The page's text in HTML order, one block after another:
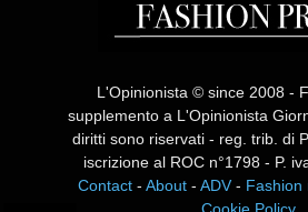
L'Opinionista © since 2008 -
supplemento a L'Opinionista
diritti sono riservati - reg. trib. di
iscrizione al ROC n°1798 - P.
Contact -About -ADV - Fashion